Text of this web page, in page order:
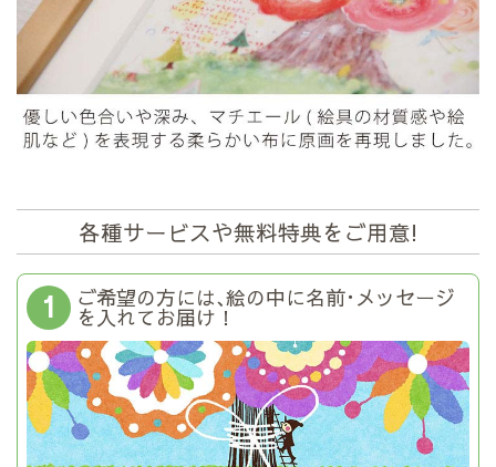
各種サービスや無料特典をご用意!
1 ご希望の方には､絵の中に名前･メッセージ
を入れてお届け！